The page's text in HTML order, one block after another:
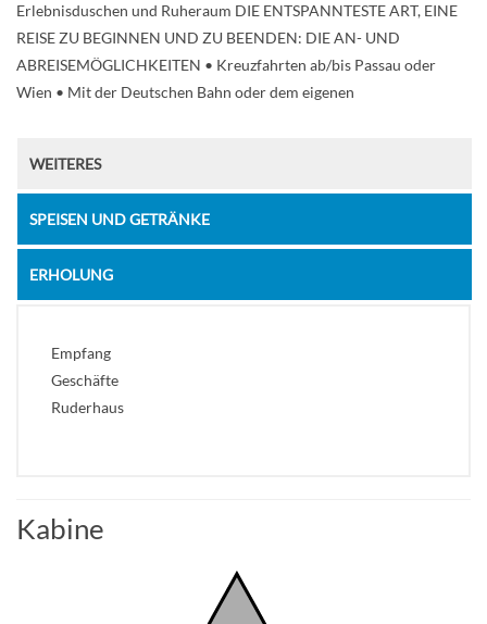
Erlebnisduschen und Ruheraum DIE ENTSPANNTESTE ART, EINE
REISE ZU BEGINNEN UND ZU BEENDEN: DIE AN- UND
ABREISEMÖGLICHKEITEN • Kreuzfahrten ab/bis Passau oder
Wien • Mit der Deutschen Bahn oder dem eigenen
WEITERES
SPEISEN UND GETRÄNKE
ERHOLUNG
Empfang
Geschäfte
Ruderhaus
Kabine